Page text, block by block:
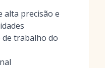
alta precisão e
trabalho do